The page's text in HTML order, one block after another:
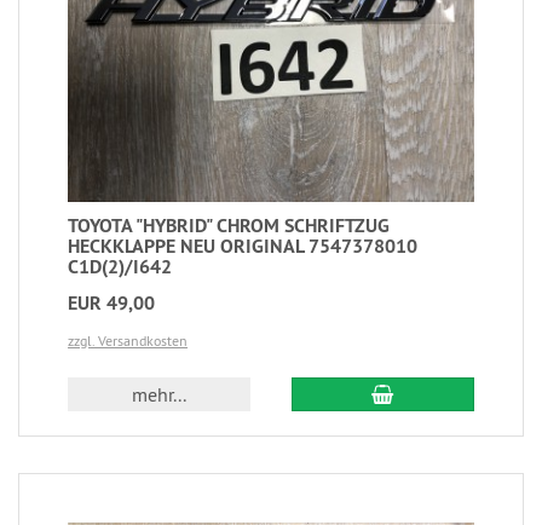
TOYOTA "HYBRID" CHROM SCHRIFTZUG
HECKKLAPPE NEU ORIGINAL 7547378010
C1D(2)/I642
EUR 49,00
zzgl. Versandkosten
mehr...